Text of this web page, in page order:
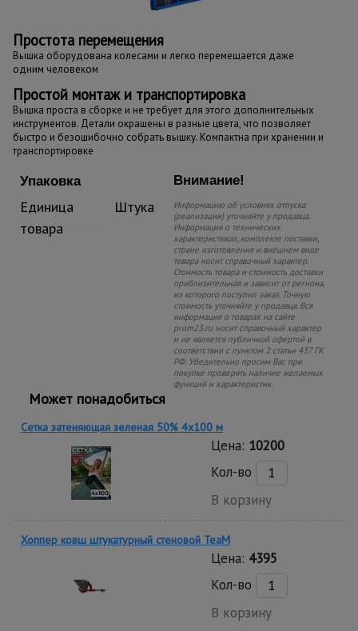
Простота перемещения
Вышка оборудована колесами и легко перемещается даже
одним человеком
Простой монтаж и транспортировка
Вышка проста в сборке и не требует для этого дополнительных
инструментов. Детали окрашены в разные цвета, что позволяет
быстро и безошибочно собрать вышку. Компактна при хранении и
транспортировке
Упаковка
Единица
товара
Штука
Внимание!
Информацию об условиях отпуска
(реализации) уточняйте у продавца.
Информация о технических
характеристиках, комплекте поставки,
стране изготовления и внешнем виде
товара носит справочный характер.
Стоимость товара и стоимость доставки
приблизительная и зависит от региона,
из которого поступил заказ. Точную
стоимость уточняйте у продавца. Вся
информация о товарах на сайте
prom23.ru носит справочный характер
и не является публичной офертой в
соответствии с пунктом 2 статьи 437 ГК
РФ. Убедительно просим Вас при
покупке проверять наличие желаемых
функций и характеристик.
Может понадобиться
Сетка затеняющая зеленая 50% 4х100 м
Цена: 10200
Кол-во
В корзину
Хоппер ковш штукатурный стеновой TeaM
Цена: 4395
Кол-во
В корзину